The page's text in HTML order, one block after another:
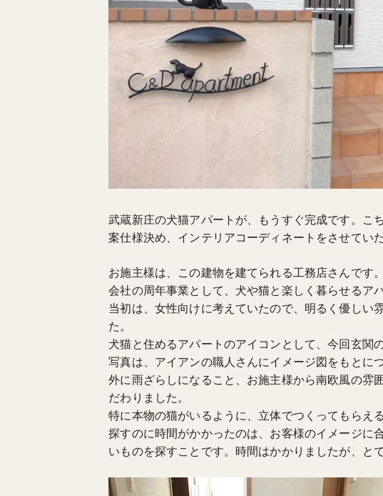
武蔵新庄の犬猫アパートが、もうすぐ完成です。こ
案仕様決め、インテリアコーディネートをさせてい
お施主様は、この建物を建てられる工務店さんです
会社の周年事業として、犬や猫と楽しく暮らせるア
当初は、女性向けに考えていたので、明るく優しい
た。
犬猫と住めるアパートのアイコンとして、今回玄関
写真は、アイアンの職人さんにイメージ図をもとに
外に雨ざらしになること、お施主様から南欧風の雰
だわりました。
特に本物の猫がいるように、立体でつくってもらえ
探すのに時間がかかったのは、お客様のイメージに
いものを探すことです。時間はかかりましたが、と